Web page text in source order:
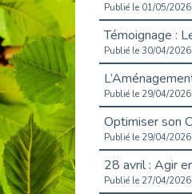
Publié le 01/05/2026
Publié le 30/04/2026
Publié le 29/04/2026
Publié le 29/04/2026
Publié le 27/04/2026